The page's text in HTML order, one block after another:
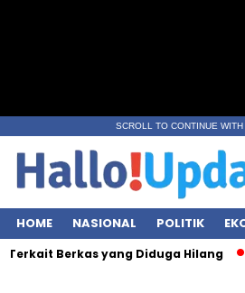
SCROLL TO CONTINUE
HOME NASIONAL POLITIK
Berkas yang Diduga Hilang